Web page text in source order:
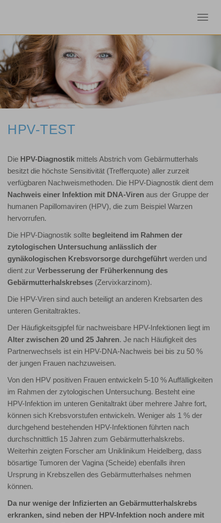
HPV-TEST
Die HPV-Diagnostik mittels Abstrich vom Gebärmutterhals
besitzt die höchste Sensitivität (Trefferquote) aller zurzeit
verfügbaren Nachweismethoden. Die HPV-Diagnostik dient dem
Nachweis einer Infektion mit DNA-Viren aus der Gruppe der
humanen Papillomaviren (HPV), die zum Beispiel Warzen
hervorrufen.
Die HPV-Diagnostik sollte begleitend im Rahmen der
zytologischen Untersuchung anlässlich der
gynäkologischen Krebsvorsorge durchgeführt werden und
dient zur Verbesserung der Früherkennung des
Gebärmutterhalskrebses (Zervixkarzinom).
Die HPV-Viren sind auch beteiligt an anderen Krebsarten des
unteren Genitaltraktes.
Der Häufigkeitsgipfel für nachweisbare HPV-Infektionen liegt im
Alter zwischen 20 und 25 Jahren. Je nach Häufigkeit des
Partnerwechsels ist ein HPV-DNA-Nachweis bei bis zu 50 %
der jungen Frauen nachzuweisen.
Von den HPV positiven Frauen entwickeln 5-10 % Auffälligkeiten
im Rahmen der zytologischen Untersuchung. Besteht eine
HPV-Infektion im unteren Genitaltrakt über mehrere Jahre fort,
können sich Krebsvorstufen entwickeln. Weniger als 1 % der
durchgehend bestehenden HPV-Infektionen führten nach
durchschnittlich 15 Jahren zum Gebärmutterhalskrebs.
Weiterhin zeigten Forscher am Uniklinikum Heidelberg, dass
bösartige Tumoren der Vagina (Scheide) ebenfalls ihren
Ursprung in Krebszellen des Gebärmutterhalses nehmen
können.
Da nur wenige der Infizierten an Gebärmutterhalskrebs
erkranken, sind neben der HPV-Infektion noch andere mit